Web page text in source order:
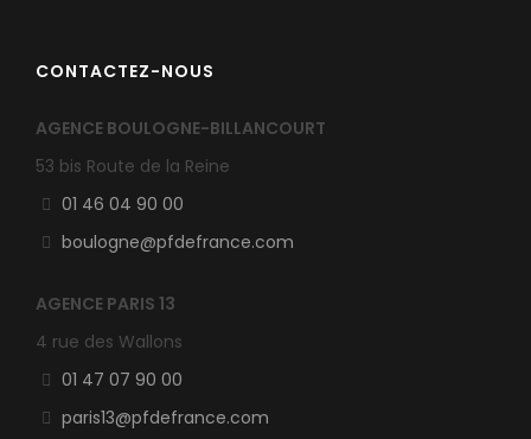
CONTACTEZ-NOUS
AGENCE BOULOGNE-BILLANCOURT
53 bis Route de la Reine
01 46 04 90 00
boulogne@pfdefrance.com
AGENCE PARIS 13
4 rue des Wallons
01 47 07 90 00
paris13@pfdefrance.com